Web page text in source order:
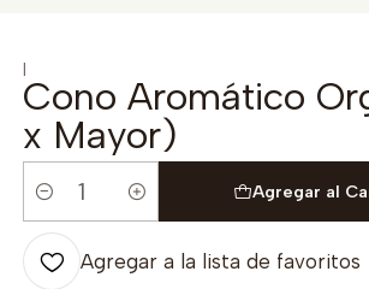
|
Cono Aromático
x Mayor)
Cantidad
Agregar al
Agregar a la lista de favoritos